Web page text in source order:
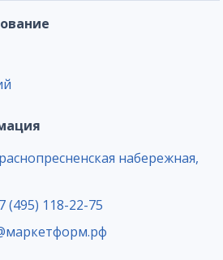
набережная,
(495) 118-22-75